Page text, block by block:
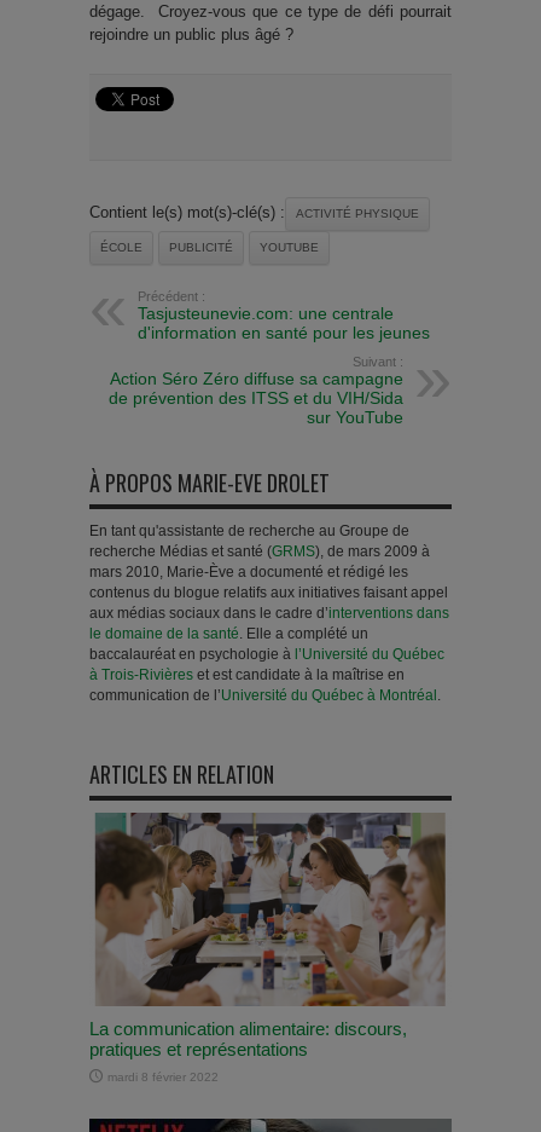
dégage. Croyez-vous que ce type de défi pourrait
rejoindre un public plus âgé ?
Contient le(s) mot(s)-clé(s) : ACTIVITÉ PHYSIQUE
ÉCOLE PUBLICITÉ YOUTUBE
Précédent :
Tasjusteunevie.com: une centrale
d'information en santé pour les jeunes
Suivant :
Action Séro Zéro diffuse sa campagne
de prévention des ITSS et du VIH/Sida
sur YouTube
À PROPOS MARIE-EVE DROLET
En tant qu'assistante de recherche au Groupe de
recherche Médias et santé (GRMS), de mars 2009 à
mars 2010, Marie-Ève a documenté et rédigé les
contenus du blogue relatifs aux initiatives faisant appel
aux médias sociaux dans le cadre d’interventions dans
le domaine de la santé. Elle a complété un
baccalauréat en psychologie à l’Université du Québec
à Trois-Rivières et est candidate à la maîtrise en
communication de l’Université du Québec à Montréal .
ARTICLES EN RELATION
La communication alimentaire: discours,
pratiques et représentations
mardi 8 février 2022